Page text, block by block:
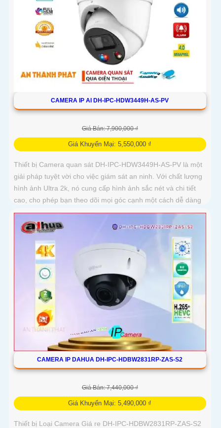
CAMERA IP AI DH-IPC-HDW3449H-AS-PV
Giá Bán: 7,900,000 ₫
Giá Khuyến Mại: 5,550,000 ₫
Thiết bị Camera quan sát DH-IPC-HDW3449H-AS-PV là một
giải pháp tuyệt vời cho việc giám sát an ninh. Với chất lượng
hình ảnh Ultra 2k, nó cung cấp hình ảnh sắc nét và chi tiết
cao, cho phép bạn theo dõi mọi góc cạnh một cách dễ dàng
CAMERA IP DAHUA DH-IPC-HDBW2831RP-ZAS-S2
Giá Bán: 7,440,000 ₫
Giá Khuyến Mại: 5,490,000 ₫
Thiết bị Loại Camera Giá re DH-IPC-HDBW2831RP-ZAS-S2